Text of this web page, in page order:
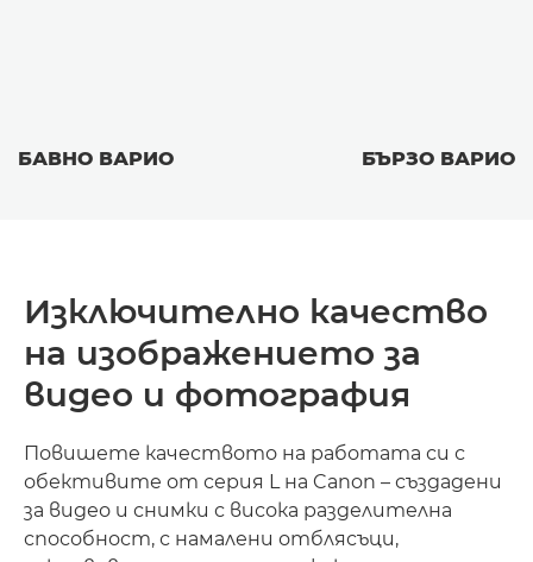
БАВНО ВАРИО БЪРЗО ВАРИО
Изключително качество
на изображението за
видео и фотография
Повишете качеството на работата си с
обективите от серия L на Canon – създадени
за видео и снимки с висока разделителна
способност, с намалени отблясъци,